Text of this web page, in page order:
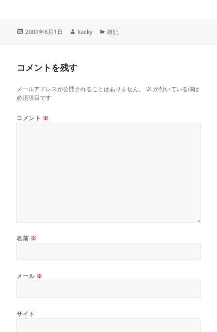
投
2009年6月1日
作
kacky
カ
雑記
コメントを残す
メールアドレスが公開されることはありません。 ※ が付いている欄は
必須項目です
コメント ※
名前 ※
メール ※
サイト